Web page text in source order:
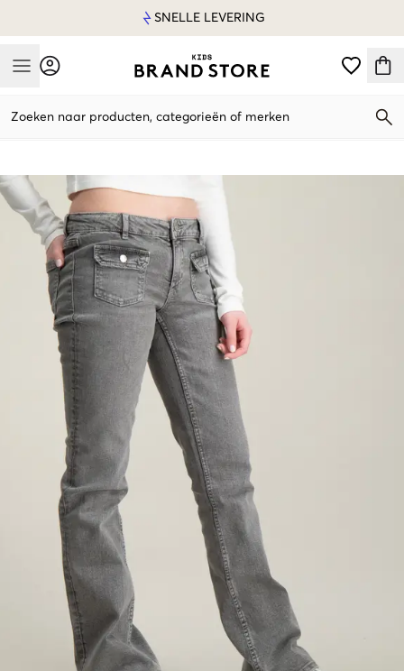
SNELLE LEVERING
Mobile Menu
Zoeken naar producten, categorieën of merken